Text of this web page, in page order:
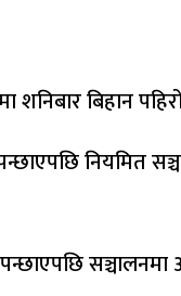
शनिबार बिहान
नियमित